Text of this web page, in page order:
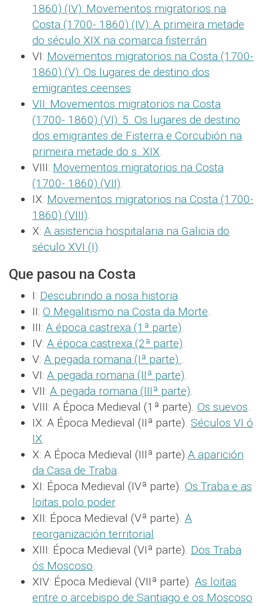
1860) (IV): Movementos migratorios na
Costa (1700- 1860) (IV): A primeira metade
do século XIX na comarca fisterrán
VI: Movementos migratorios na Costa (1700-
1860) (V): Os lugares de destino dos
emigrantes ceenses
VII: Movementos migratorios na Costa
(1700- 1860) (VI): 5. Os lugares de destino
dos emigrantes de Fisterra e Corcubión na
primeira metade do s. XIX.
VIII: Movementos migratorios na Costa
(1700- 1860) (VII).
IX: Movementos migratorios na Costa (1700-
1860) (VIII).
X: A asistencia hospitalaria na Galicia do
século XVI (I).
Que pasou na Costa
I: Descubrindo a nosa historia.
II: O Megalitismo na Costa da Morte.
III: A época castrexa (1ª parte).
IV: A época castrexa (2ª parte).
V: A pegada romana (Iª parte) .
VI: A pegada romana (IIª parte).
VII: A pegada romana (IIIª parte).
VIII: A Época Medieval (1ª parte). Os suevos.
IX: A Época Medieval (IIª parte). Séculos VI ó
IX.
X: A Época Medieval (IIIª parte).A aparición
da Casa de Traba.
XI: Época Medieval (IVª parte). Os Traba e as
loitas polo poder.
XII: Época Medieval (Vª parte). A
reorganización territorial.
XIII: Época Medieval (VIª parte). Dos Traba
ós Moscoso.
XIV: Época Medieval (VIIª parte). As loitas
entre o arcebispo de Santiago e os Moscoso